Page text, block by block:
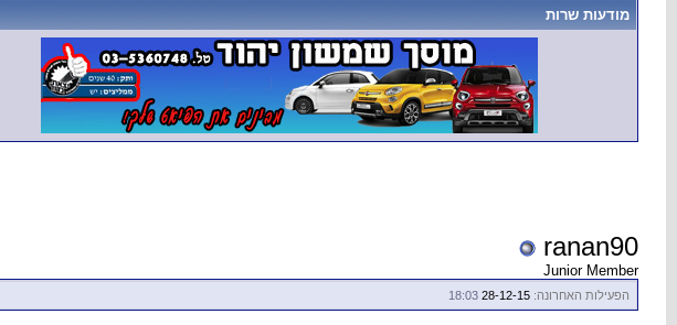
מודעות שרות
ranan90
Junior Member
הפעילות האחרונה: 18:03